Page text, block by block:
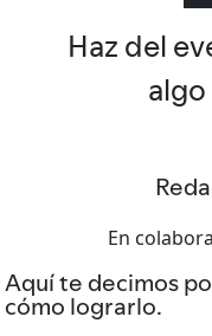
Haz del
En
Aquí te decimos
cómo lograrlo.